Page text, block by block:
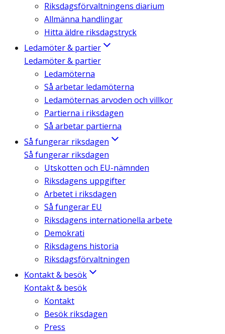
Riksdagsförvaltningens diarium
Allmänna handlingar
Hitta äldre riksdagstryck
Ledamöter & partier
Ledamöter & partier
Ledamöterna
Så arbetar ledamöterna
Ledamöternas arvoden och villkor
Partierna i riksdagen
Så arbetar partierna
Så fungerar riksdagen
Så fungerar riksdagen
Utskotten och EU-nämnden
Riksdagens uppgifter
Arbetet i riksdagen
Så fungerar EU
Riksdagens internationella arbete
Demokrati
Riksdagens historia
Riksdagsförvaltningen
Kontakt & besök
Kontakt & besök
Kontakt
Besök riksdagen
Press